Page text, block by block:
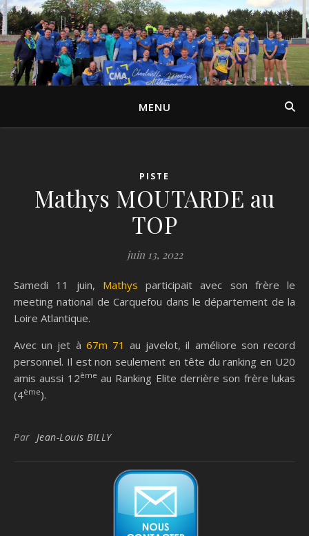
MENU
PISTE
Mathys MOUTARDE au
TOP
juin 13, 2022
Samedi 11 juin, Mathys participait avec son frère le
meeting national de Carquefou dans le département de la
Loire Atlantique.
Avec un jet à 67m 71 au javelot, il améliore son record
personnel. Il est non seulement en tête du ranking en U20
amis aussi 12ème au Ranking Elite derrière son frère lukas
(4ème).
Par Jean-Louis BILLY